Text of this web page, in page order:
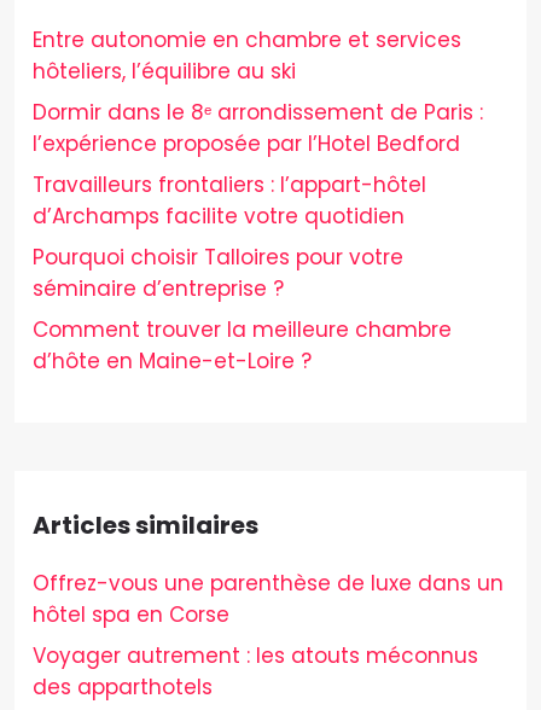
Entre autonomie en chambre et services
hôteliers, l’équilibre au ski
Dormir dans le 8ᵉ arrondissement de Paris :
l’expérience proposée par l’Hotel Bedford
Travailleurs frontaliers : l’appart-hôtel
d’Archamps facilite votre quotidien
Pourquoi choisir Talloires pour votre
séminaire d’entreprise ?
Comment trouver la meilleure chambre
d’hôte en Maine-et-Loire ?
Articles similaires
Offrez-vous une parenthèse de luxe dans un
hôtel spa en Corse
Voyager autrement : les atouts méconnus
des apparthotels